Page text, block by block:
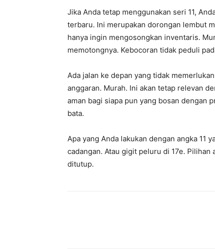
Jika Anda tetap menggunakan seri 11,
terbaru. Ini merupakan dorongan lembut
hanya ingin mengosongkan inventaris.
memotongnya. Kebocoran tidak peduli pada
Ada jalan ke depan yang tidak
anggaran. Murah. Ini akan tetap relevan
aman bagi siapa pun yang bosan dengan
bata.
Apa yang Anda lakukan dengan angka 11
cadangan. Atau gigit peluru di 17e.
ditutup.